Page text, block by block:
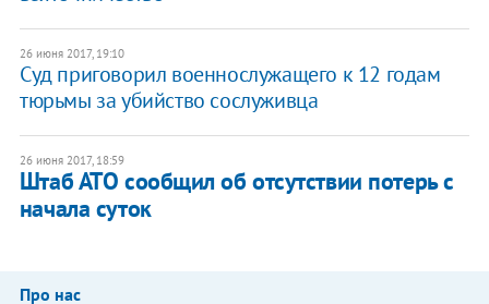
26 июня 2017, 19:10
Суд приговорил военнослужащего к 12 годам
тюрьмы за убийство сослуживца
26 июня 2017, 18:59
Штаб АТО сообщил об отсутствии потерь с
начала суток
Про нас